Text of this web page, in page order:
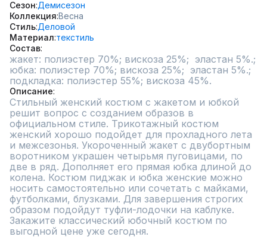
Сезон Демисезон
Коллекция Весна
Стиль Деловой
Материал текстиль
Состав
жакет: полиэстер 70%; вискоза 25%;  эластан 5%.;
юбка: полиэстер 70%; вискоза 25%;  эластан 5%.;
подкладка: полиэстер 55%; вискоза 45%.
Описание
Стильный женский костюм с жакетом и юбкой
решит вопрос с созданием образов в
официальном стиле. Трикотажный костюм
женский хорошо подойдет для прохладного лета
и межсезонья. Укороченный жакет с двубортным
воротником украшен четырьмя пуговицами, по
две в ряд. Дополняет его прямая юбка длиной до
колена. Костюм пиджак и юбка женские можно
носить самостоятельно или сочетать с майками,
футболками, блузками. Для завершения строгих
образом подойдут туфли-лодочки на каблуке.
Закажите классический юбочный костюм по
выгодной цене уже сегодня.